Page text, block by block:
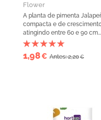
Flower
A planta de pimenta
compacta e de
atingindo entre 60 e 90 cm...
1,98€ Antes: 2,20€